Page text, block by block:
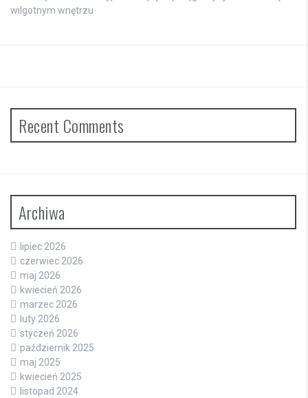
wilgotnym wnętrzu
Recent Comments
Archiwa
lipiec 2026
czerwiec 2026
maj 2026
kwiecień 2026
marzec 2026
luty 2026
styczeń 2026
październik 2025
maj 2025
kwiecień 2025
listopad 2024